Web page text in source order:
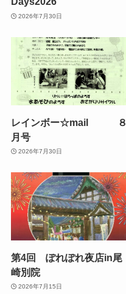
2026年7月30日
レインボー☆mail ８
月号
2026年7月30日
第4回 ぽれぽれ夜店in尾
崎別院
2026年7月15日